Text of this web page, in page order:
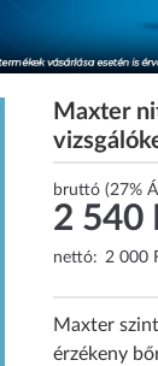
Maxter
bruttó (27%
2 540
nettó: 2 000
Maxter
érzékeny